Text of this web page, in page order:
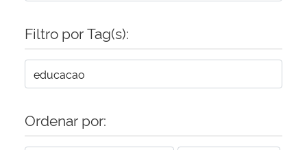
Controladoria-Geral da União
Secretaria de Governo
Filtro por Tag(s):
Ordenar por: